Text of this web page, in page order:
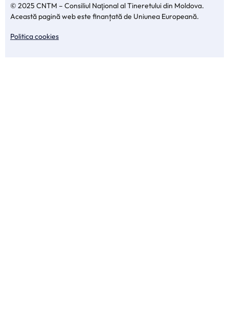
© 2025 CNTM – Consiliul Naţional al Tineretului din Moldova.
Această pagină web este finanțată de Uniunea Europeană.
Politica cookies